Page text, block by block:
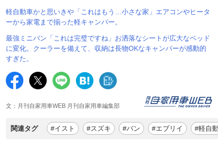
軽自動車かと思いきや「これはもう…小さな家」エアコンやヒータ
ーから家電まで揃った軽キャンパー。
最強ミニバン「これは完璧ですね」お洒落なシートが広大なベッド
に変化。クーラーを備えて、収納は長物OKなキャンパーが感動的
すぎた。
文：月刊自家用車WEB 月刊自家用車編集部
関連タグ #イスト #スズキ #バン #エブリイ #軽自